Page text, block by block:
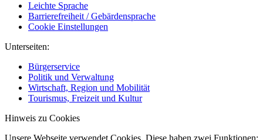
Leichte Sprache
Barrierefreiheit / Gebärdensprache
Cookie Einstellungen
Unterseiten:
Bürgerservice
Politik und Verwaltung
Wirtschaft, Region und Mobilität
Tourismus, Freizeit und Kultur
Hinweis zu Cookies